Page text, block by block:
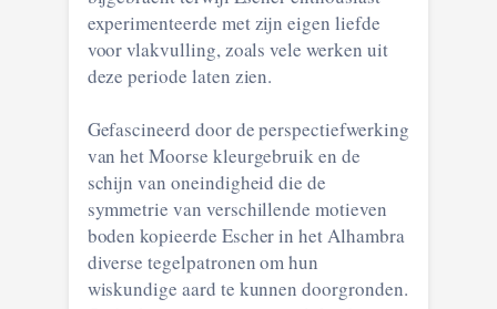
experimenteerde met zijn eigen liefde
voor vlakvulling, zoals vele werken uit
deze periode laten zien.
Gefascineerd door de perspectiefwerking
van het Moorse kleurgebruik en de
schijn van oneindigheid die de
symmetrie van verschillende motieven
boden kopieerde Escher in het Alhambra
diverse tegelpatronen om hun
wiskundige aard te kunnen doorgronden.